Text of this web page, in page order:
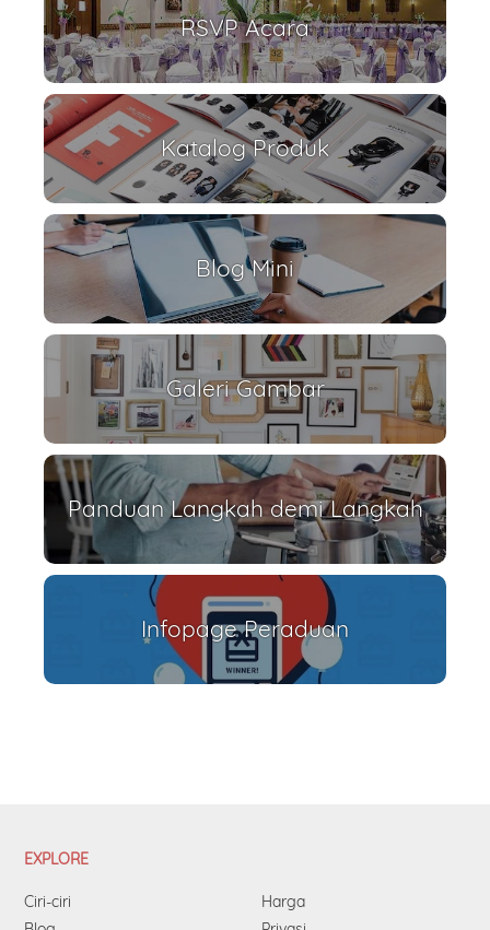
RSVP Acara
Katalog Produk
Blog Mini
Galeri Gambar
Panduan Langkah demi Langkah
Infopage Peraduan
EXPLORE
Ciri-ciri
Harga